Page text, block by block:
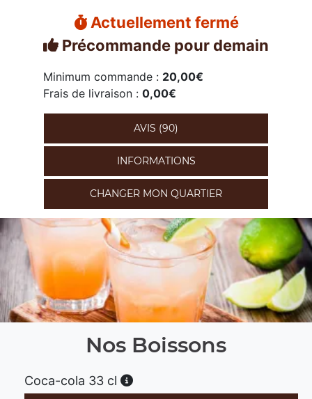
Actuellement fermé
Précommande pour demain
Minimum commande : 20,00€
Frais de livraison : 0,00€
AVIS (90)
INFORMATIONS
CHANGER MON QUARTIER
Nos Boissons
Coca-cola 33 cl